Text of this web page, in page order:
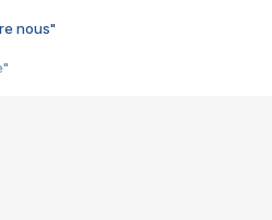
nous"